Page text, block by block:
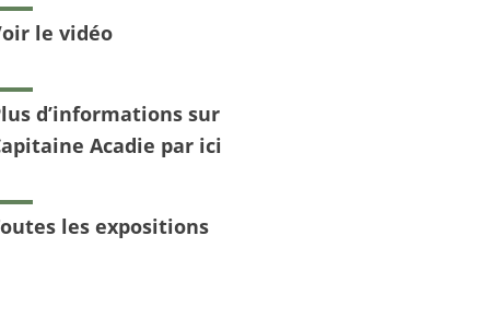
le vidéo
d’informations sur
Acadie par ici
les expositions